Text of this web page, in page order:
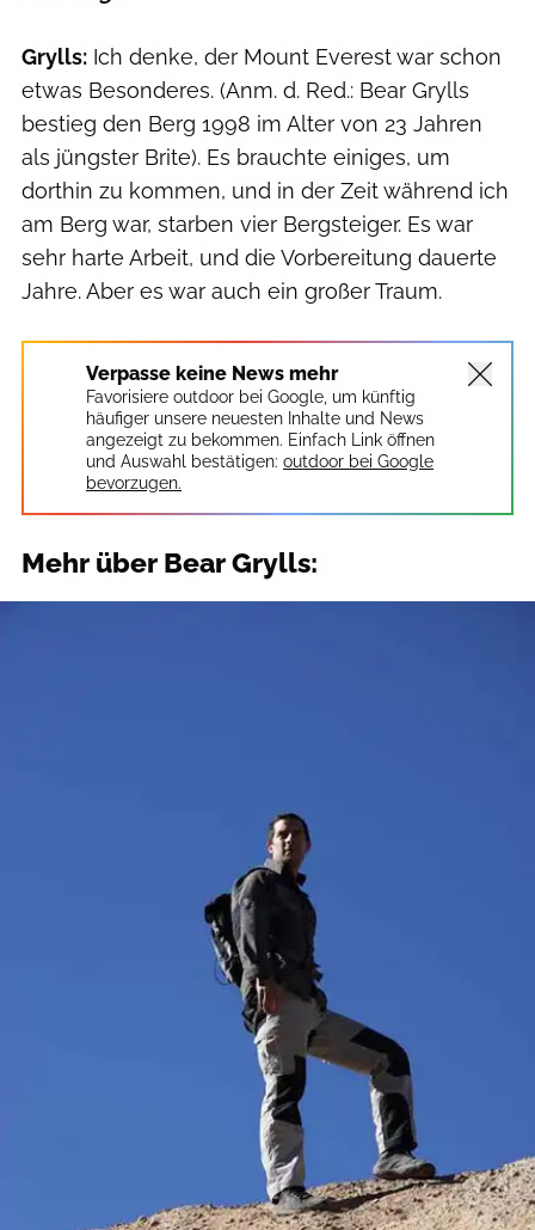
Grylls: Ich denke, der Mount Everest war schon
etwas Besonderes. (Anm. d. Red.: Bear Grylls
bestieg den Berg 1998 im Alter von 23 Jahren
als jüngster Brite). Es brauchte einiges, um
dorthin zu kommen, und in der Zeit während ich
am Berg war, starben vier Bergsteiger. Es war
sehr harte Arbeit, und die Vorbereitung dauerte
Jahre. Aber es war auch ein großer Traum.
Verpasse keine News mehr
Favorisiere outdoor bei Google, um künftig
häufiger unsere neuesten Inhalte und News
angezeigt zu bekommen. Einfach Link öffnen
und Auswahl bestätigen: outdoor bei Google
bevorzugen.
Mehr über Bear Grylls: